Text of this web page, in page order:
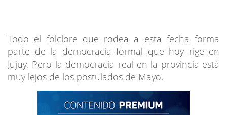
Todo el folclore que rodea a esta fecha forma
parte de la democracia formal que hoy rige en
Jujuy. Pero la democracia real en la provincia está
muy lejos de los postulados de Mayo.